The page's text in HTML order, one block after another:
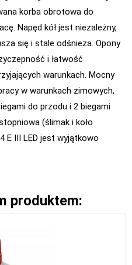
korba obrotowa do
Napęd kół jest niezależny,
się i stale odśnieża. Opony
i łatwość
warunkach. Mocny
w warunkach zimowych,
do przodu i 2 biegami
(ślimak i koło
E III LED jest wyjątkowo
produktem: